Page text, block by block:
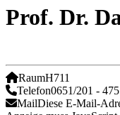
Prof. Dr.
RaumH711
Telefon0651/201 -
MailDiese E-Mail-